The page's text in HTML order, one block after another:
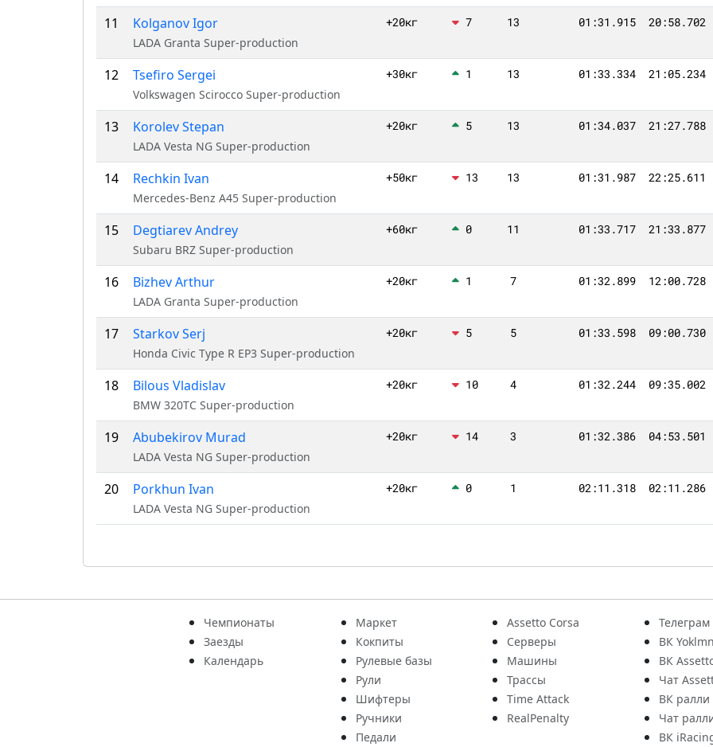
11 Kolganov Igor
LADA Granta Super-production
+20кг 7 13 01:31.915 20:58.702
12 Tsefiro Sergei
Volkswagen Scirocco Super-production
+30кг 1 13 01:33.334 21:05.234
13 Korolev Stepan
LADA Vesta NG Super-production
+20кг 5 13 01:34.037 21:27.788
14 Rechkin Ivan
Mercedes-Benz A45 Super-production
+50кг 13 13 01:31.987 22:25.611
15 Degtiarev Andrey
Subaru BRZ Super-production
+60кг 0 11 01:33.717 21:33.877
16 Bizhev Arthur
LADA Granta Super-production
+20кг 1 7 01:32.899 12:00.728
17 Starkov Serj
Honda Civic Type R EP3 Super-production
+20кг 5 5 01:33.598 09:00.730
18 Bilous Vladislav
BMW 320TC Super-production
+20кг 10 4 01:32.244 09:35.002
19 Abubekirov Murad
LADA Vesta NG Super-production
+20кг 14 3 01:32.386 04:53.501
20 Porkhun Ivan
LADA Vesta NG Super-production
+20кг 0 1 02:11.318 02:11.286
Чемпионаты
Заезды
Календарь
Маркет
Кокпиты
Рулевые базы
Рули
Шифтеры
Ручники
Педали
Assetto Corsa
Серверы
Машины
Трассы
Time Attack
RealPenalty
Телеграм
ВК
ВК
Чат
ВК ралли
Чат
ВК